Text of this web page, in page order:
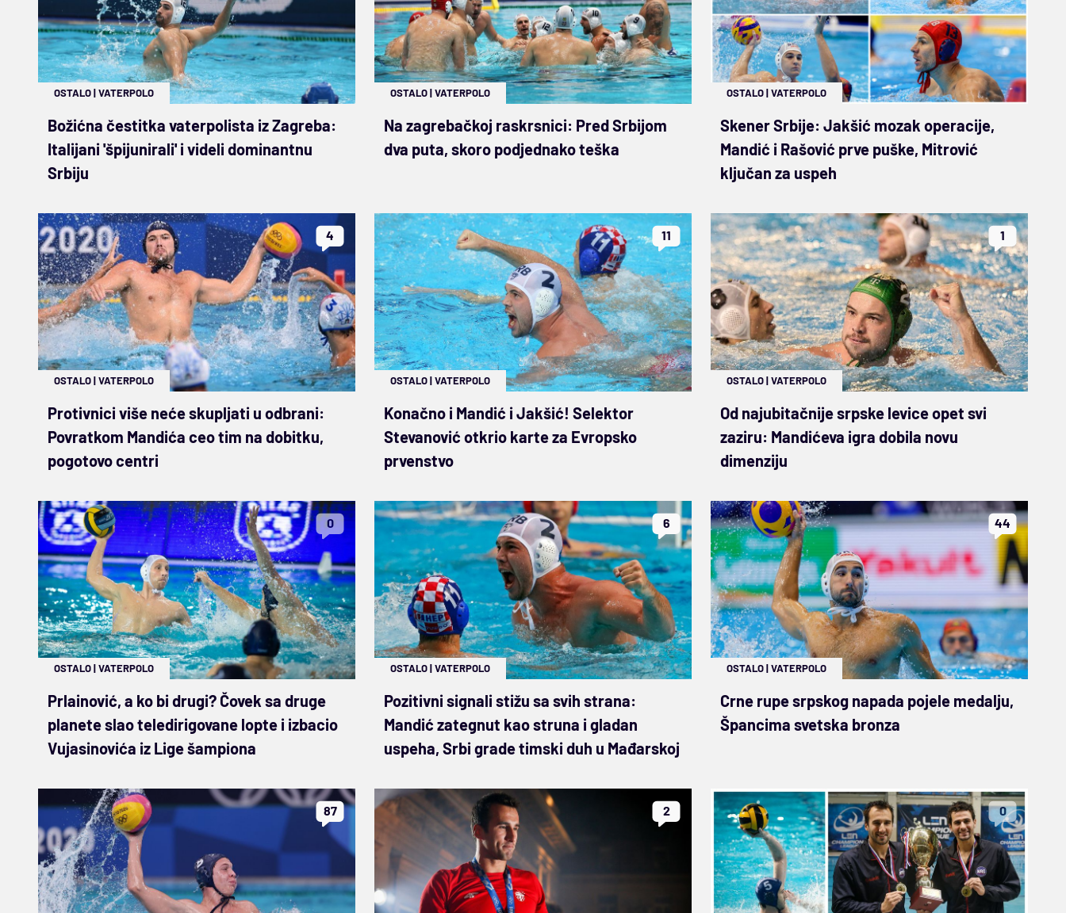
OSTALO|VATERPOLO
Božićna čestitka vaterpolista iz Zagreba:
Italijani 'špijunirali' i videli dominantnu
Srbiju
OSTALO|VATERPOLO
Na zagrebačkoj raskrsnici: Pred Srbijom
dva puta, skoro podjednako teška
OSTALO|VATERPOLO
Skener Srbije: Jakšić mozak operacije,
Mandić i Rašović prve puške, Mitrović
ključan za uspeh
4
OSTALO|VATERPOLO
Protivnici više neće skupljati u odbrani:
Povratkom Mandića ceo tim na dobitku,
pogotovo centri
11
OSTALO|VATERPOLO
Konačno i Mandić i Jakšić! Selektor
Stevanović otkrio karte za Evropsko
prvenstvo
1
OSTALO|VATERPOLO
Od najubitačnije srpske levice opet svi
zaziru: Mandićeva igra dobila novu
dimenziju
0
OSTALO|VATERPOLO
Prlainović, a ko bi drugi? Čovek sa druge
planete slao teledirigovane lopte i izbacio
Vujasinovića iz Lige šampiona
6
OSTALO|VATERPOLO
Pozitivni signali stižu sa svih strana:
Mandić zategnut kao struna i gladan
uspeha, Srbi grade timski duh u Mađarskoj
44
OSTALO|VATERPOLO
Crne rupe srpskog napada pojele medalju,
Špancima svetska bronza
87 2 0